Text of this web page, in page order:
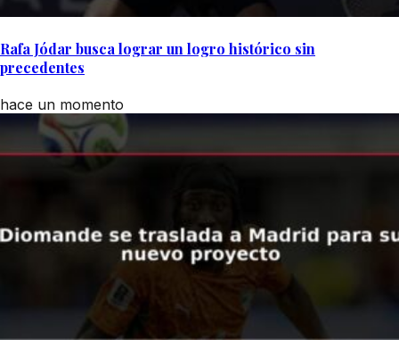
Rafa Jódar busca lograr un logro histórico sin
precedentes
hace un momento